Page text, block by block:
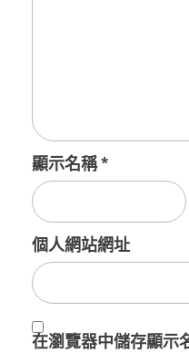
顯示名稱*
個人網站網址
在瀏覽器中儲存顯示